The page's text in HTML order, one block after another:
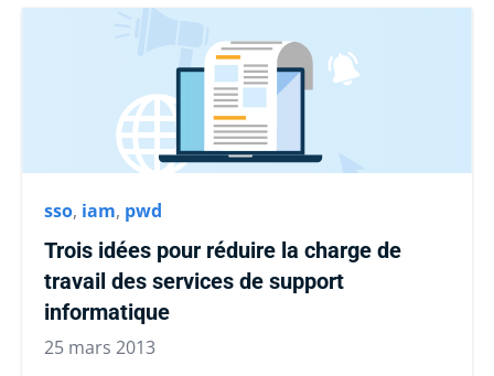
sso, iam, pwd
Trois idées pour réduire la charge de
travail des services de support
informatique
25 mars 2013